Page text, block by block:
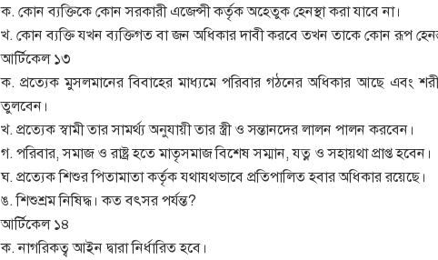
ক. কোন ব্যক্তিকে কোন সরকারী এজেন্সী কর্তৃক অহেতুক হেনস্থা করা যাবে না।
খ. কোন ব্যক্তি যখন ব্যক্তিগত বা জন অধিকার দাবী করবে তখন তাকে কোন রূপ
আর্টিকেল ১৩
ক. প্রত্যেক মুসলমানের বিবাহের মাধ্যমে পরিবার গঠনের অধিকার আছে এবং
তুলবেন।
খ. প্রত্যেক স্বামী তার সামর্থ্য অনুযায়ী তার স্ত্রী ও সন্তানদের লালন পালন করবেন।
গ. পরিবার, সমাজ ও রাষ্ট্র হতে মাতৃসমাজ বিশেষ সম্মান, যত্ন ও সহায়থা প্রাপ্ত হবেন।
ঘ. প্রত্যেক শিশুর পিতামাতা কর্তৃক যথাযথভাবে প্রতিপালিত হবার অধিকার রয়েছে।
ঙ. শিশুশ্রম নিষিদ্ধ। কত বৎসর পর্যন্ত?
আর্টিকেল ১৪
ক. নাগরিকত্ব আইন দ্বারা নির্ধারিত হবে।